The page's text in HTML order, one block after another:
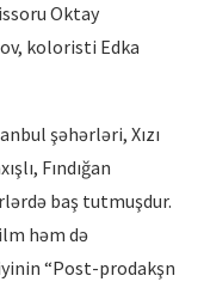
Oktay
koloristi Edka
şəhərləri, Xızı
Fındığan
baş tutmuşdur.
həm də
“Post-prodakşn